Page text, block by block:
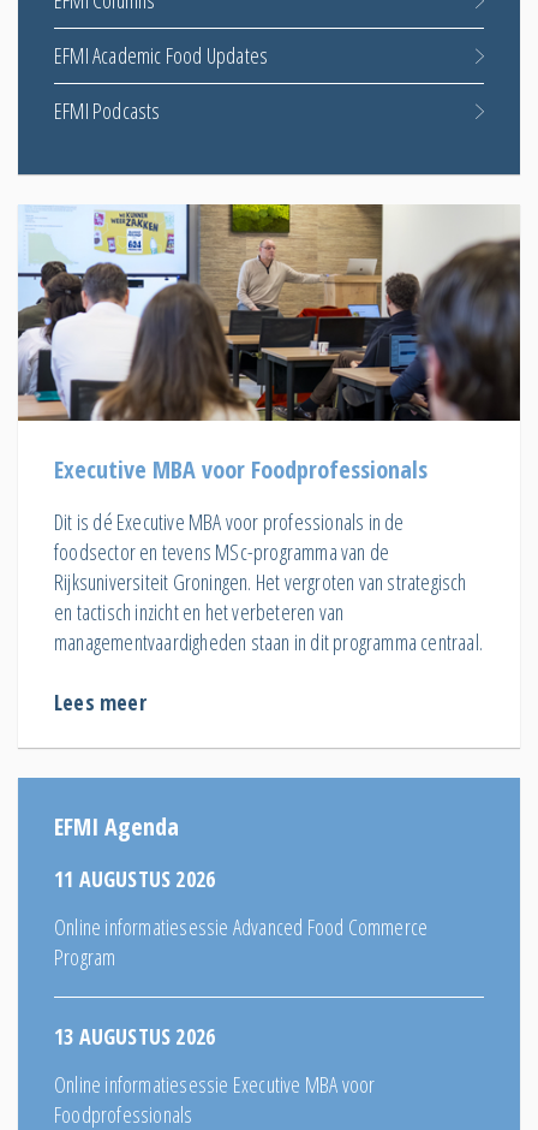
EFMI Academic Food Updates
EFMI Podcasts
Executive MBA voor Foodprofessionals
Dit is dé Executive MBA voor professionals in de
foodsector en tevens MSc-programma van de
Rijksuniversiteit Groningen. Het vergroten van strategisch
en tactisch inzicht en het verbeteren van
managementvaardigheden staan in dit programma centraal.
Lees meer
EFMI Agenda
11 AUGUSTUS 2026
Online informatiesessie Advanced Food Commerce
Program
13 AUGUSTUS 2026
Online informatiesessie Executive MBA voor
Foodprofessionals